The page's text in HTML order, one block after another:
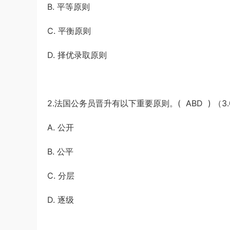
B. 平等原则
C. 平衡原则
D. 择优录取原则
2.法国公务员晋升有以下重要原则。( ABD ) （
A. 公开
B. 公平
C. 分层
D. 逐级